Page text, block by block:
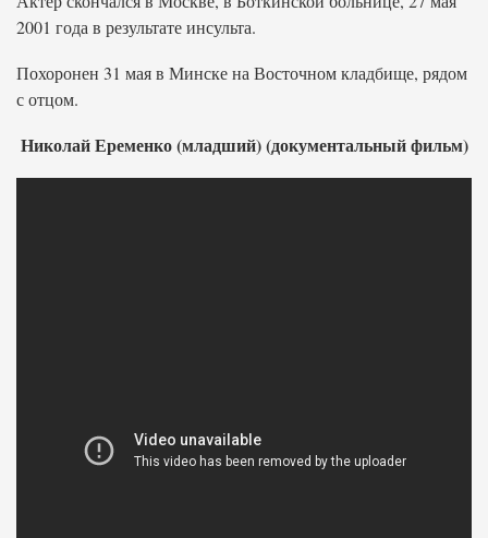
2001 года в результате инсульта.
Похоронен 31 мая в Минске на Восточном кладбище, рядом
с отцом.
Николай Еременко (младший) (документальный фильм)